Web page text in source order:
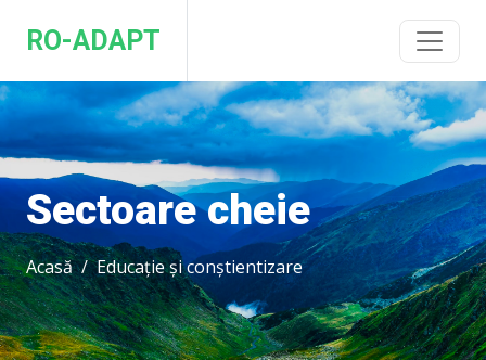
RO-ADAPT
Sectoare cheie
Acasă Educație și conștientizare